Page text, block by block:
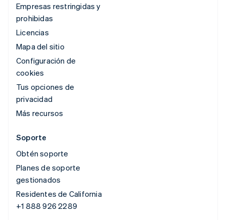
Empresas restringidas y
prohibidas
Licencias
Mapa del sitio
Configuración de
cookies
Tus opciones de
privacidad
Más recursos
Soporte
Obtén soporte
Planes de soporte
gestionados
Residentes de California
+1 888 926 2289